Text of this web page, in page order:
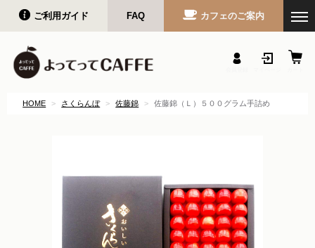
ご利用ガイド FAQ カフェのご案内
HOME さくらんぼ 佐藤錦 佐藤錦（Ｌ）５００グラム手詰め